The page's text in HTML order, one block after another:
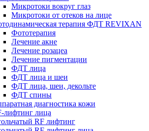
Микротоки вокруг глаз
Микротоки от отеков на лице
терапия ФДТ REVIXAN
Фототерапия
Лечение акне
Лечение розацеа
Лечение пигментации
ФДТ лица
ФДТ лица и шеи
ФДТ лица, шеи, декольте
ФДТ спины
диагностика кожи
лифтинг лица
RF лифтинг